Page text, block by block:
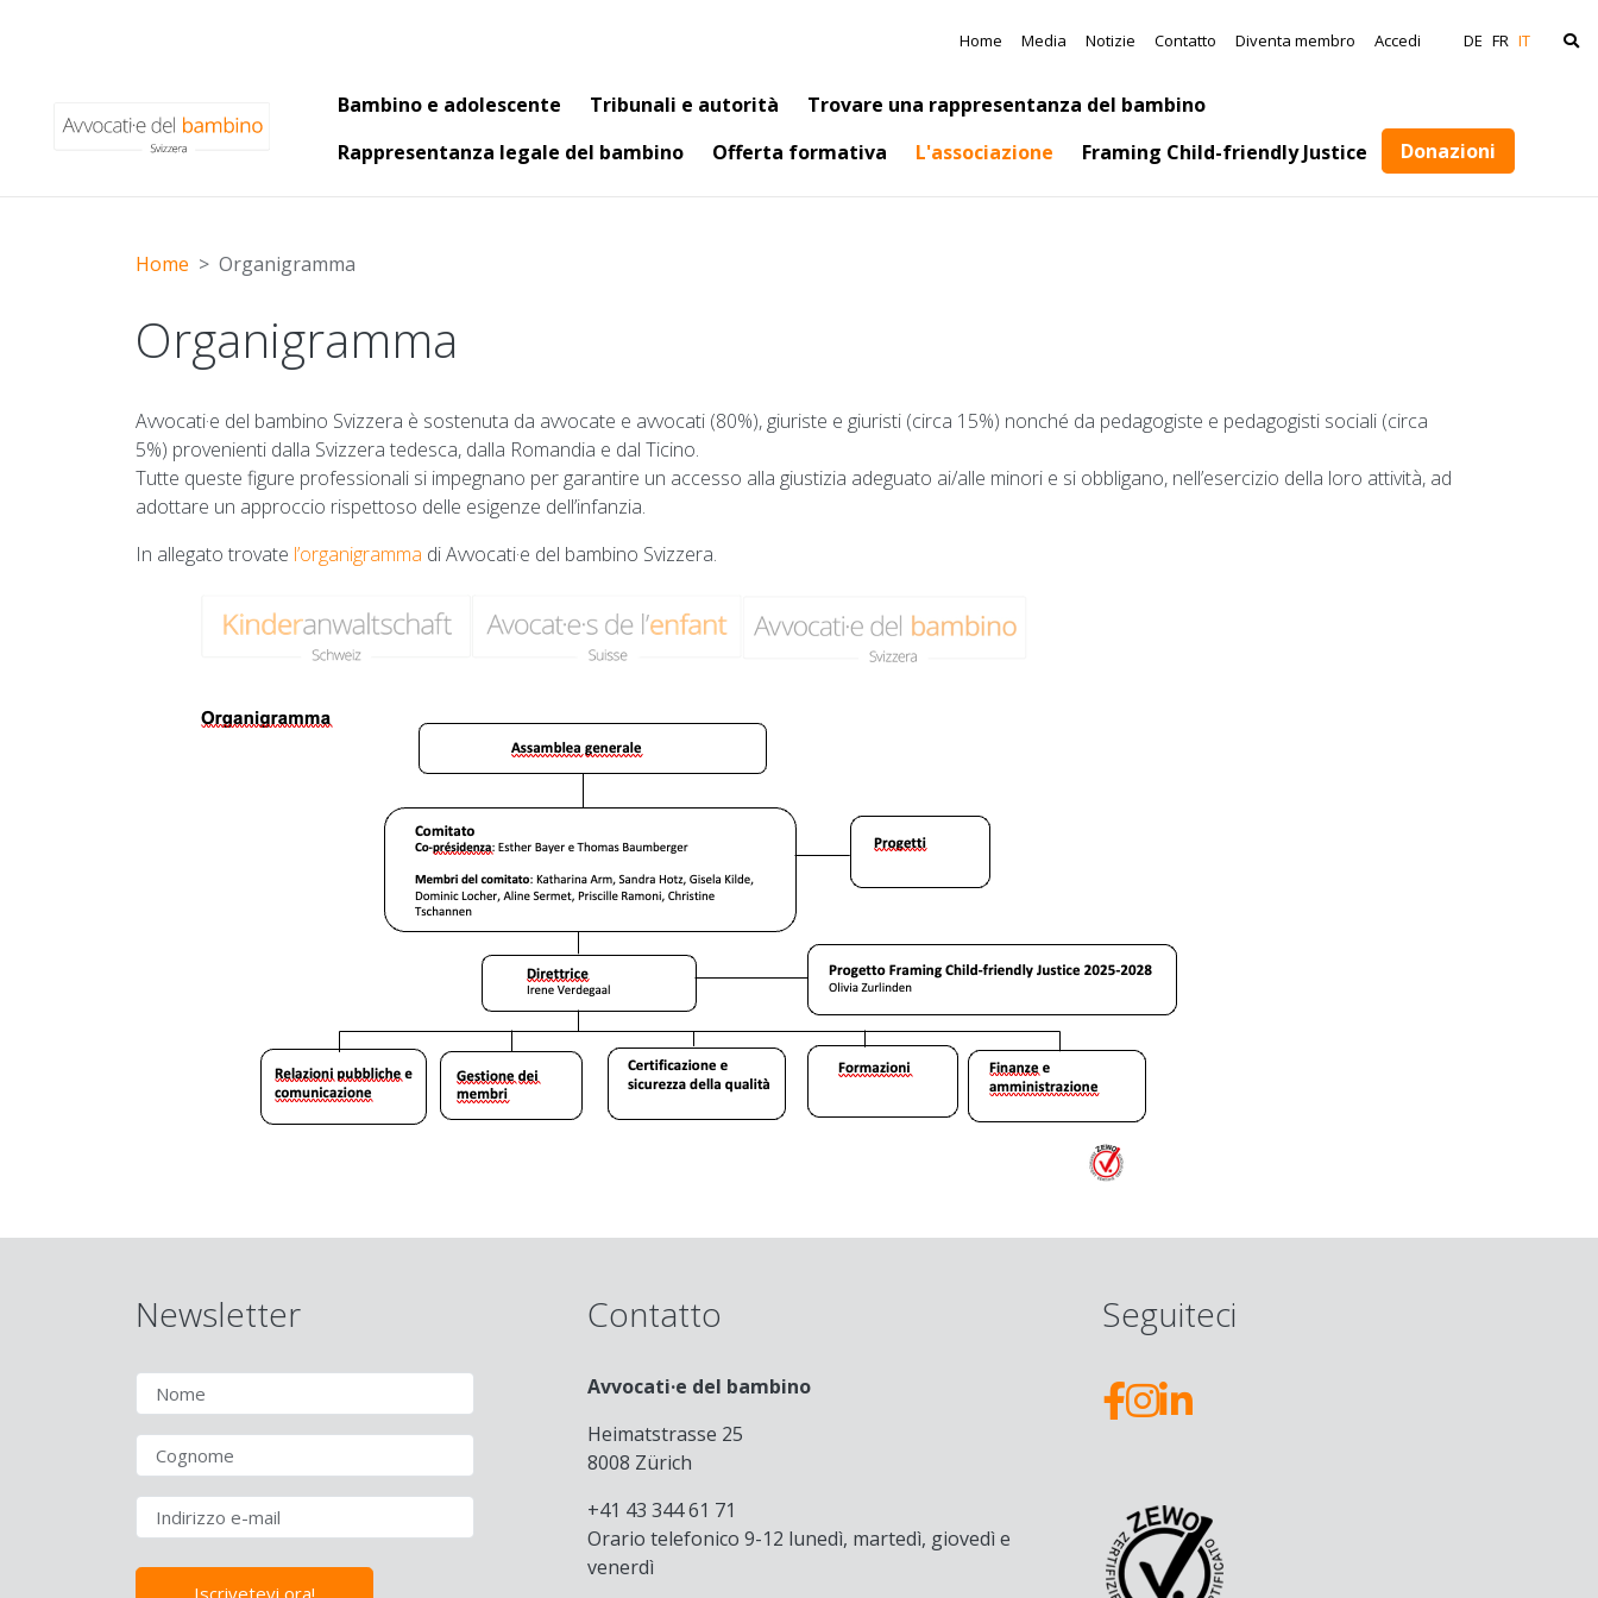
Meta Navigation
Home Media Notizie Contatto Diventa membro Accedi DE FR IT
Main navigation
Bambino e adolescente Tribunali e autorità
Trovare una rappresentanza del bambino
Rappresentanza legale del bambino
Offerta formativa L'associazione Framing Child-friendly Justice Donazioni
Home Organigramma
Organigramma
Avvocati·e del bambino Svizzera è sostenuta da avvocate e avvocati (80%), giuriste e giuristi (circa 15%) nonché da pedagogiste e pedagogisti sociali (circa
5%) provenienti dalla Svizzera tedesca, dalla Romandia e dal Ticino.
Tutte queste figure professionali si impegnano per garantire un accesso alla giustizia adeguato ai/alle minori e si obbligano, nell’esercizio della loro attività, ad
adottare un approccio rispettoso delle esigenze dell’infanzia.
In allegato trovate l’organigramma di Avvocati·e del bambino Svizzera.
Newsletter
Iscrivetevi ora!
Contatto
Avvocati·e del bambino
Heimatstrasse 25
8008 Zürich
+41 43 344 61 71
Orario telefonico 9-12 lunedì, martedì, giovedì e
venerdì
Seguiteci